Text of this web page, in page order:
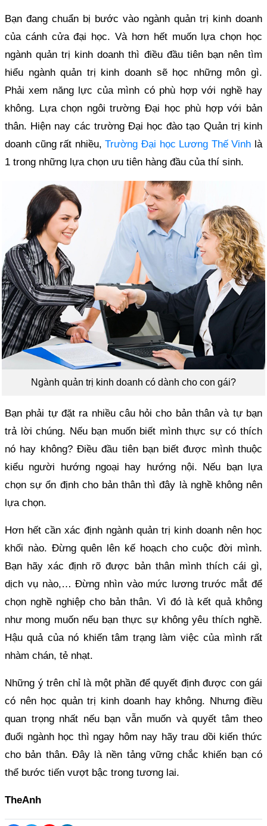
Bạn đang chuẩn bị bước vào ngành quản trị kinh doanh
của cánh cửa đại học. Và hơn hết muốn lựa chọn học
ngành quản trị kinh doanh thì điều đầu tiên bạn nên tìm
hiểu ngành quản trị kinh doanh sẽ học những môn gì.
Phải xem năng lực của mình có phù hợp với nghề hay
không. Lựa chọn ngôi trường Đại học phù hợp với bản
thân. Hiện nay các trường Đại học đào tạo Quản trị kinh
doanh cũng rất nhiều,Trường Đại học Lương Thế Vinh là
1 trong những lựa chọn ưu tiên hàng đầu của thí sinh.
Ngành quản trị kinh doanh có dành cho con gái?
Bạn phải tự đặt ra nhiều câu hỏi cho bản thân và tự bạn
trả lời chúng. Nếu bạn muốn biết mình thực sự có thích
nó hay không? Điều đầu tiên bạn biết được mình thuộc
kiểu người hướng ngoại hay hướng nội. Nếu bạn lựa
chọn sự ổn định cho bản thân thì đây là nghề không nên
lựa chọn.
Hơn hết cần xác định ngành quản trị kinh doanh nên học
khối nào. Đừng quên lên kế hoạch cho cuộc đời mình.
Bạn hãy xác định rõ được bản thân mình thích cái gì,
dịch vụ nào,… Đừng nhìn vào mức lương trước mắt để
chọn nghề nghiệp cho bản thân. Vì đó là kết quả không
như mong muốn nếu bạn thực sự không yêu thích nghề.
Hậu quả của nó khiến tâm trạng làm việc của mình rất
nhàm chán, tẻ nhạt.
Những ý trên chỉ là một phần để quyết định được con gái
có nên học quản trị kinh doanh hay không. Nhưng điều
quan trọng nhất nếu bạn vẫn muốn và quyết tâm theo
đuổi ngành học thì ngay hôm nay hãy trau dồi kiến thức
cho bản thân. Đây là nền tảng vững chắc khiến bạn có
thể bước tiến vượt bậc trong tương lai.
TheAnh